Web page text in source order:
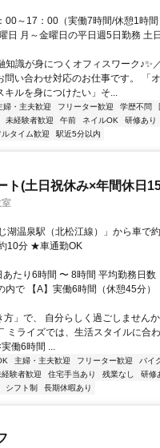
～17：00（実働7時間/休憩1時
日 月～金曜日の平日週5日勤務 土
知識が身につくオフィスワーク♪✨
問い合わせ対応のお仕事です。 「
キルを身につけたい」そ...
婦・主夫歓迎 フリーター歓迎 学歴不問
未経験者歓迎 午前 ネイルOK 研修あり
ルタイム歓迎 駅近5分以内
ト(土日祝休み×年間休日
湖温泉駅（北松江線）」から車で
10分 ★車通勤OK
たり6時間 〜 8時間 平均勤務日数
内で 【A】実働6時間（休憩45分）
方」で、 自分らしく過ごしません
ミライズでは、生活スタイルに合
働6時間 ...
主婦・主夫歓迎 フリーター歓迎 バイ
経験者歓迎 住宅手当あり 残業なし 研修
シフト制 長期休暇あり